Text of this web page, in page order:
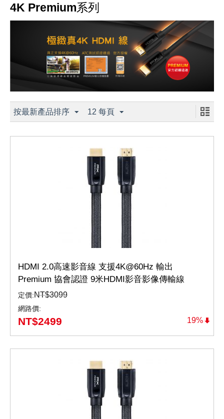
4K Premium系列
按最新產品排序 12 每頁
19%
HDMI 2.0高速影音線 支援4K@60Hz 輸出
Premium 協會認證 9米HDMI影音影像傳輸線
Premium（HD2-9MX）
定價:NT$3099
網路價:
NT$2499